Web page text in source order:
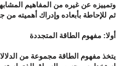
وتمييزه عن غيره من المفاهيم
ثم للإحاطة بأبعاده وإدراك أهميته من
أولا: مفهوم الطاقة المتجددة
يتخذ مفهوم الطاقة مجموعة من